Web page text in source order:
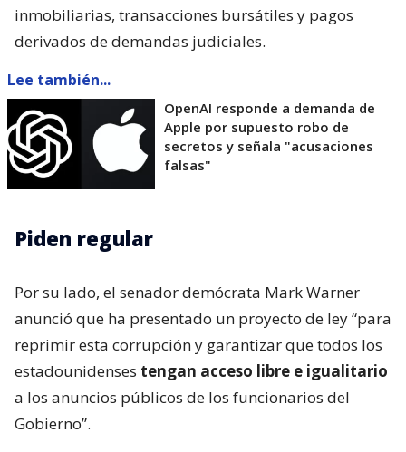
inmobiliarias, transacciones bursátiles y pagos
derivados de demandas judiciales.
Lee también...
OpenAI responde a demanda de
Apple por supuesto robo de
secretos y señala "acusaciones
falsas"
Piden regular
Por su lado, el senador demócrata Mark Warner
anunció que ha presentado un proyecto de ley “para
reprimir esta corrupción y garantizar que todos los
estadounidenses tengan acceso libre e igualitario
a los anuncios públicos de los funcionarios del
Gobierno”.